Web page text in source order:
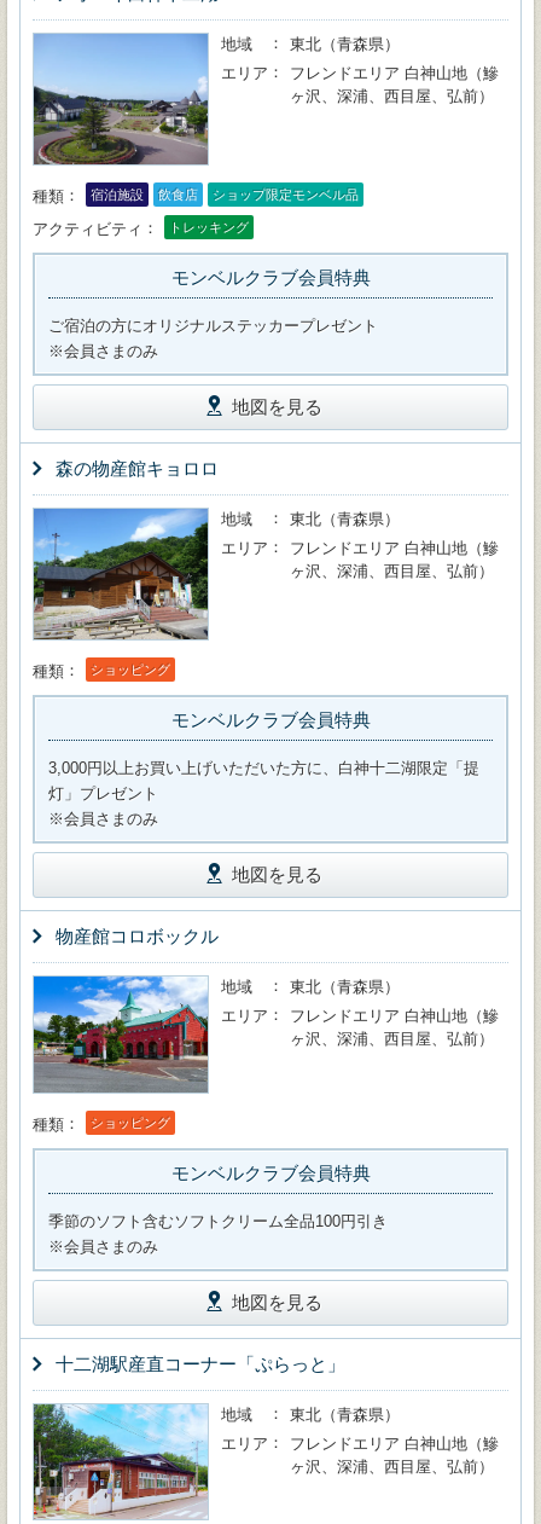
地域
東北（青森県）
エリア
フレンドエリア 白神山地（鰺
ヶ沢、深浦、西目屋、弘前）
種類 宿泊施設 飲食店 ショップ限定モンベル品
アクティビティ トレッキング
モンベルクラブ会員特典
ご宿泊の方にオリジナルステッカープレゼント
※会員さまのみ
地図を見る
森の物産館キョロロ
地域
東北（青森県）
エリア
フレンドエリア 白神山地（鰺
ヶ沢、深浦、西目屋、弘前）
種類 ショッピング
モンベルクラブ会員特典
3,000円以上お買い上げいただいた方に、白神十二湖限定「提
灯」プレゼント
※会員さまのみ
地図を見る
物産館コロボックル
地域
東北（青森県）
エリア
フレンドエリア 白神山地（鰺
ヶ沢、深浦、西目屋、弘前）
種類 ショッピング
モンベルクラブ会員特典
季節のソフト含むソフトクリーム全品100円引き
※会員さまのみ
地図を見る
十二湖駅産直コーナー「ぷらっと」
地域
東北（青森県）
エリア
フレンドエリア 白神山地（鰺
ヶ沢、深浦、西目屋、弘前）